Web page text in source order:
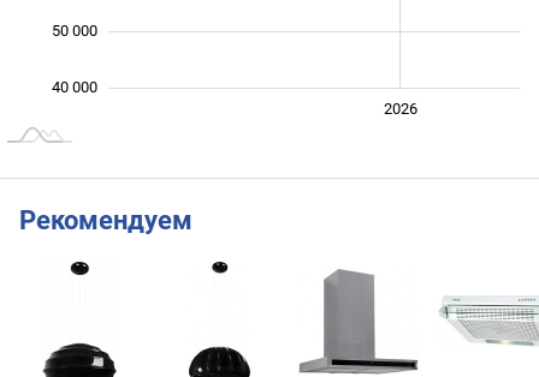
40 000
50 000
2026
Рекомендуем